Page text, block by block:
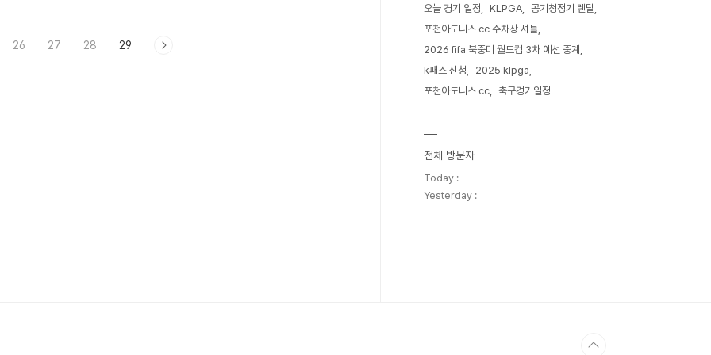
26 27 28 29
오늘 경기 일정
KLPGA
공기청정기 렌탈
포천아도니스 cc 주차장 셔틀
2026 fifa 북중미 월드컵 3차 예선 중계
k패스 신청
2025 klpga
포천아도니스 cc
축구경기일정
전체 방문자
Today :
Yesterday :